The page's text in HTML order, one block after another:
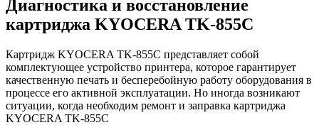
Диагностика и восстановление
картриджа KYOCERA TK-855C
Картридж KYOCERA TK-855C представляет собой
комплектующее устройство принтера, которое гарантирует
качественную печать и бесперебойную работу оборудования в
процессе его активной эксплуатации. Но иногда возникают
ситуации, когда необходим ремонт и заправка картриджа
KYOCERA TK-855C